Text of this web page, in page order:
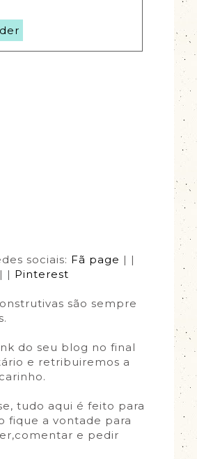
sociais: Fã page | |
| | Pinterest
são sempre
do seu blog no final
e retribuiremos a
tudo aqui é feito para
fique a vontade para
e pedir